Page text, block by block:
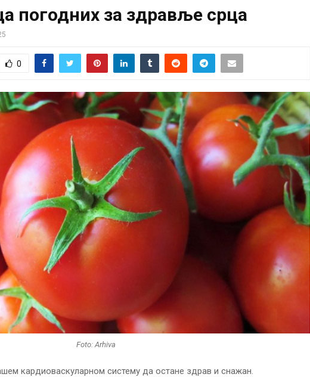
погодних за здравље срца
0
Foto: Arhiva
кардиоваскуларном систему да остане здрав и снажан.